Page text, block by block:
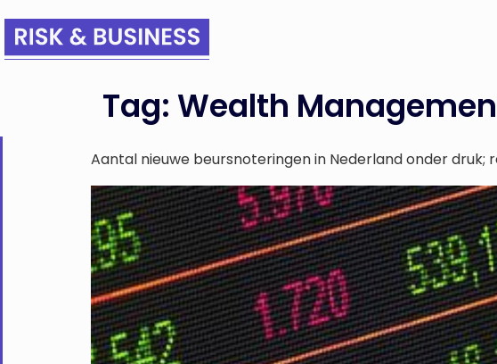
Tag: Wealth
Aantal nieuwe beursnoteringen in Nederland onder